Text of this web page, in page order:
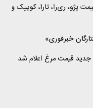
پژو، ری‌را، تارا، کوییک و
خبرفوری»
جدید قیمت مرغ اعلام شد